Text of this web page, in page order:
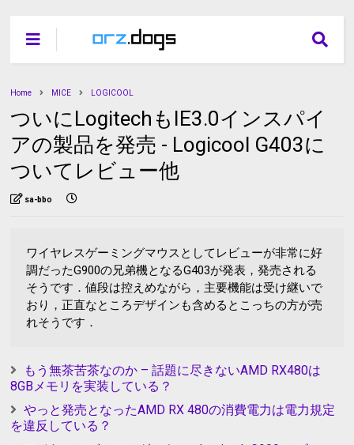
Home MICE LOGICOOL
ついにLogitechもIE3.0インスパイ
アの製品を発売 - Logicool G403に
ついてレビュー他
sa-bbo
ワイヤレスゲーミングマウスとしてレビューが非常に好
調だったG900の兄弟機となるG403が発表，発売される
そうです．値段は控えめながら，主要機能は受け継いで
おり，正直なところデザインも含めるとこっちの方が売
れそうです．
もう無茶苦茶なのか – 話題に尽きないAMD RX480は
8GBメモリを実装している？
やっと発売となったAMD RX 480の消費電力は電力規定
を違反している？